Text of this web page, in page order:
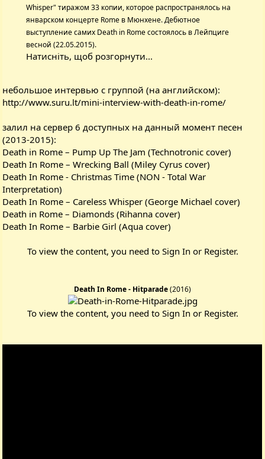
Whisper" тиражом 33 копии, которое распространялось на
январском концерте Rome в Мюнхене. Дебютное
выступление самих Death in Rome состоялось в Лейпциге
весной (22.05.2015).
Натисніть, щоб розгорнути...
небольшое интервью с группой (на английском):
http://www.suru.lt/mini-interview-with-death-in-rome/
залил на сервер 6 доступных на данный момент песен
(2013-2015):
Death in Rome – Pump Up The Jam (Technotronic cover)
Death In Rome – Wrecking Ball (Miley Cyrus cover)
Death In Rome - Christmas Time (NON - Total War
Interpretation)
Death In Rome – Careless Whisper (George Michael cover)
Death in Rome – Diamonds (Rihanna cover)
Death In Rome – Barbie Girl (Aqua cover)
To view the content, you need to Sign In or Register.
Death In Rome - Hitparade(2016)
To view the content, you need to Sign In or Register.